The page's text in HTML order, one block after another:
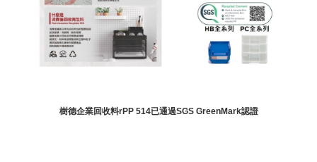
樹德企業回收料rPP 514已通過SGS GreenMark認證